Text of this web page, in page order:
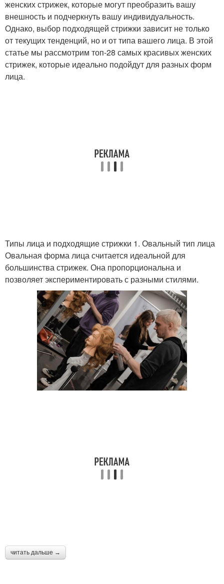
лица
Треугольное лицо
женских стрижек, которые могут преобразить вашу
внешность и подчеркнуть вашу индивидуальность.
Однако, выбор подходящей стрижки зависит не только
от текущих тенденций, но и от типа вашего лица. В этой
статье мы рассмотрим топ-28 самых красивых женских
стрижек, которые идеально подойдут для разных форм
лица.
Типы лица и подходящие стрижки 1. Овальный тип лица
Овальная форма лица считается идеальной для
большинства стрижек. Она пропорциональна и
позволяет экспериментировать с разными стилями.
читать дальше →